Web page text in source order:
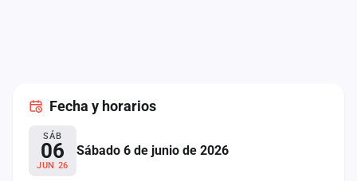
Fecha y horarios
SÁB
06
JUN 26
Sábado 6 de junio de 2026
Administración
Contacto